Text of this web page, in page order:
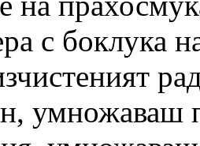
с боклука
умножаваш